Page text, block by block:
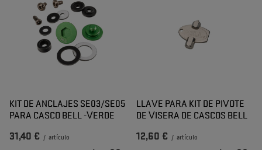
KIT DE ANCLAJES SE03/SE05
PARA CASCO BELL -VERDE
31,40 € / artículo
LLAVE PARA KIT DE PIVOTE
DE VISERA DE CASCOS BELL
12,60 € / artículo